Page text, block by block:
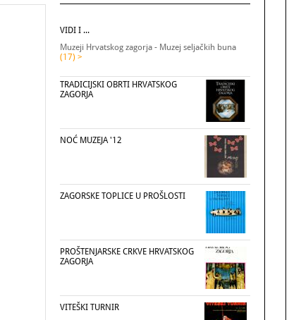
VIDI I ...
Muzeji Hrvatskog zagorja - Muzej seljačkih buna
(17) >
TRADICIJSKI OBRTI HRVATSKOG
ZAGORJA
NOĆ MUZEJA '12
ZAGORSKE TOPLICE U PROŠLOSTI
PROŠTENJARSKE CRKVE HRVATSKOG
ZAGORJA
VITEŠKI TURNIR